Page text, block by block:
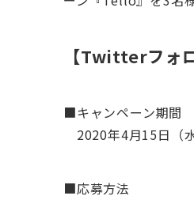
【Twitterフォ
■キャンペーン期間
2020年4月15日（
■応募方法